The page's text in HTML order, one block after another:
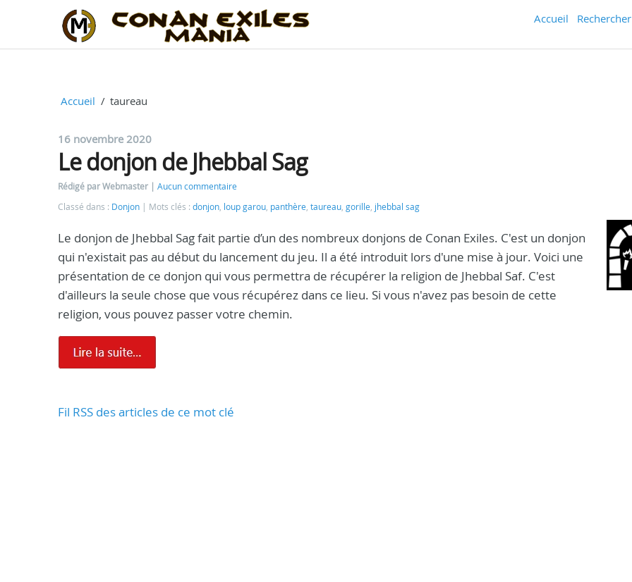
Accueil Rechercher
Accueil taureau
16 novembre 2020
Le donjon de Jhebbal Sag
Rédigé par Webmaster
Aucun commentaire
Classé dans : Donjon Mots clés : donjon, loup garou, panthère, taureau, gorille, jhebbal sag
Le donjon de Jhebbal Sag fait partie d’un des nombreux donjons de Conan Exiles. C'est un donjon
qui n'existait pas au début du lancement du jeu. Il a été introduit lors d'une mise à jour. Voici une
présentation de ce donjon qui vous permettra de récupérer la religion de Jhebbal Saf. C'est
d'ailleurs la seule chose que vous récupérez dans ce lieu. Si vous n'avez pas besoin de cette
religion, vous pouvez passer votre chemin.
Fil RSS des articles de ce mot clé